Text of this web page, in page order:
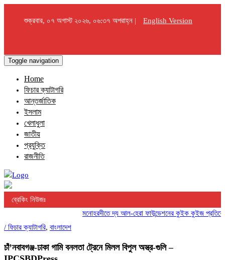
শুক্রবার, ০৭ অগাস্ট ২০২৬, ০৬:৩৭ অপরাহ্ন | English Version
Toggle navigation
Home
ফিচার ক্যাটাগরি
আন্তর্জাতিক
ইসলাম
খেলাধুলা
জাতীয়
প্রযুক্তি
রাজনীতি
ব্রেকিং নিউজঃ
মনোহরদীতে দ্য আল-হেরা ফাউন্ডেশনের কুইক কুইজ প্রতিযোগিতা
/ ফিচার ক্যাটাগরি, বাংলাদেশ
চাঁ’নবাবগঞ্জ-ঢাকা গামি বনলতা ট্রেনে মিলল বিপুল অস্ত্র-গুলি –